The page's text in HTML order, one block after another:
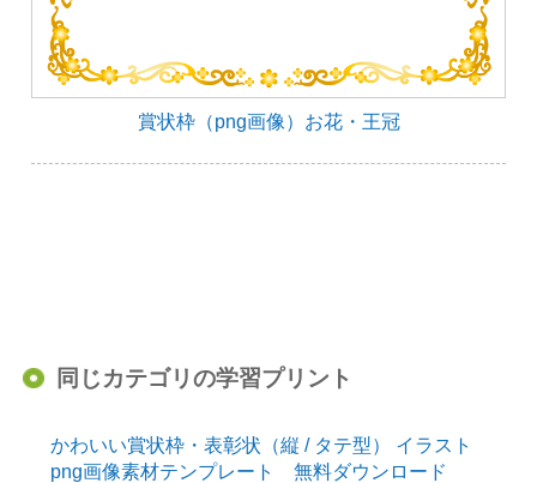
賞状枠（png画像）お花・王冠
同じカテゴリの学習プリント
かわいい賞状枠・表彰状（縦 / タテ型） イラスト
png画像素材テンプレート 無料ダウンロード